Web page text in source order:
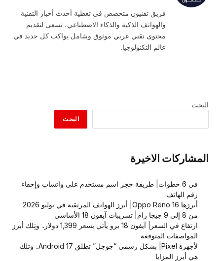
فريق تقنيون متخصص في تغطية أحدث أخبار التقنية
والهواتف الذكية والذكاء الاصطناعي، نسعى لتقديم
محتوى تقني عربي موثوق وشامل يواكب كل جديد في
عالم التكنولوجيا.
البحث
البحث
المشاركات الاخيرة
في 6 خطوات| طريقة حجز اسم مستخدم على واتساب وإخفاء
رقم الهاتف
أبرزها Oppo Reno 16| أبرز الهواتف المرتقبة في يوليو 2026
من 8 إلى 9 جيجا رام| تسريبات آيفون 18 الأساسي
ارتفاع في السعر| آيفون 18 برو يأتي بسعر 1,399 دولار.. وتِلك أبرز
المواصفات المتوقعة
لأجهزة Pixel| بشكل رسمي “جوجل” تطلق Android 17.. وتلك
هي أبرز المزايا